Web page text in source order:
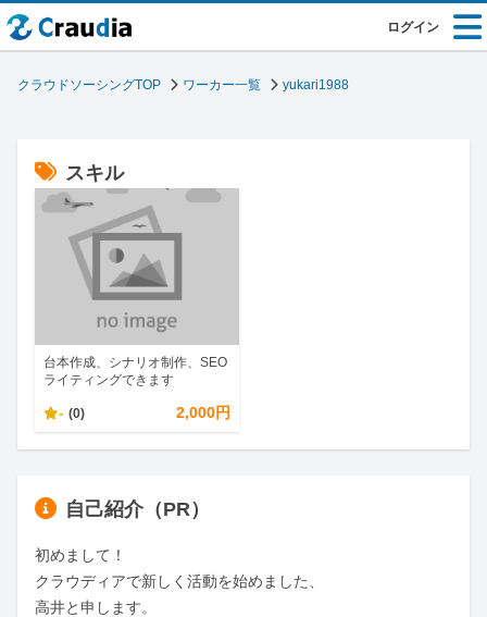
ログイン
クラウドソーシングTOP ワーカー一覧 yukari1988
スキル
台本作成、シナリオ制作、SEO
ライティングできます
- (0) 2,000円
自己紹介（PR）
初めまして！
クラウディアで新しく活動を始めました、
高井と申します。